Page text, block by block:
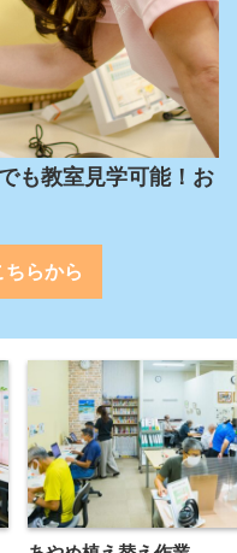
も教室見学可能！お
ちらから